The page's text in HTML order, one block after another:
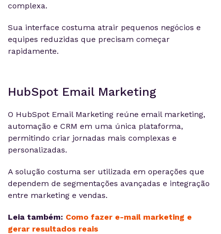
complexa.
Sua interface costuma atrair pequenos negócios e
equipes reduzidas que precisam começar
rapidamente.
HubSpot Email Marketing
O HubSpot Email Marketing reúne email marketing,
automação e CRM em uma única plataforma,
permitindo criar jornadas mais complexas e
personalizadas.
A solução costuma ser utilizada em operações que
dependem de segmentações avançadas e integração
entre marketing e vendas.
Leia também: Como fazer e-mail marketing e
gerar resultados reais